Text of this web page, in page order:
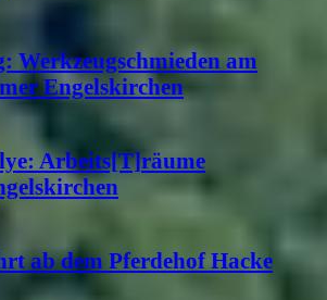
Werkzeugschmieden am
Engelskirchen
Arbeits[T]räume
ab dem Pferdehof Hacke